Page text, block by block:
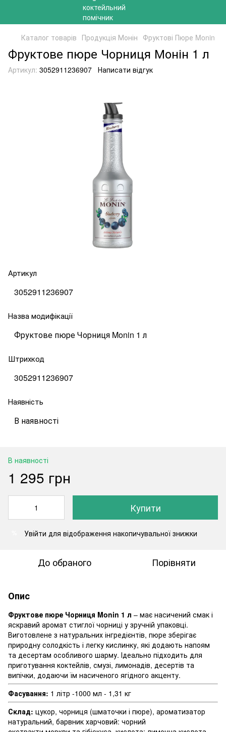
Каталог товарів Продукція Монін Фруктові Пюре Monin
Фруктове пюре Чорниця Монін 1 л
Артикул: 3052911236907 Написати відгук
Артикул
3052911236907
Назва модифікації
Фруктове пюре Чорниця Monin 1 л
Штрихкод
3052911236907
Наявність
В наявності
В наявності
1 295 грн
Купити
Увійти для відображення накопичувальної знижки
До обраного Порівняти
Опис
Фруктове пюре Чорниця Monin 1 л – має насичений смак і
яскравий аромат стиглої чорниці у зручній упаковці.
Виготовлене з натуральних інгредієнтів, пюре зберігає
природну солодкість і легку кислинку, які додають напоям
та десертам особливого шарму. Ідеально підходить для
приготування коктейлів, смузі, лимонадів, десертів та
випічки, додаючи їм насиченого ягідного акценту.
Фасування: 1 літр -1000 мл - 1,31 кг
Склад: цукор, чорниця (шматочки і пюре), ароматизатор
натуральний, барвник харчовий: чорний